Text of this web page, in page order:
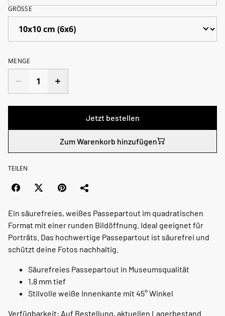
GRÖSSE
MENGE
Jetzt bestellen
Zum Warenkorb hinzufügen
TEILEN
Ein säurefreies, weißes Passepartout im quadratischen
Format mit einer runden Bildöffnung. Ideal geeignet für
Porträts. Das hochwertige Passepartout ist säurefrei und
schützt deine Fotos nachhaltig.
Säurefreies Passepartout in Museumsqualität
1,8 mm tief
Stilvolle weiße Innenkante mit 45° Winkel
Verfügbarkeit: Auf Bestellung, aktuellen Lagerbestand